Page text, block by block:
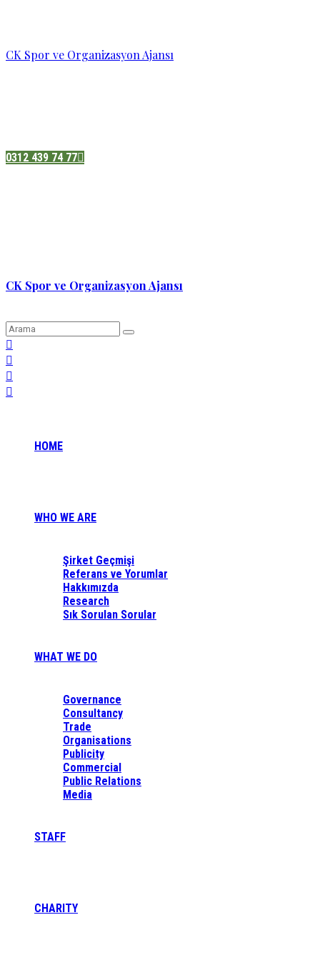
CK Spor ve Organizasyon Ajansı
0312 439 74 77
CK Spor ve Organizasyon Ajansı
HOME
WHO WE ARE
Şirket Geçmişi
Referans ve Yorumlar
Hakkımızda
Research
Sık Sorulan Sorular
WHAT WE DO
Governance
Consultancy
Trade
Organisations
Publicity
Commercial
Public Relations
Media
STAFF
CHARITY